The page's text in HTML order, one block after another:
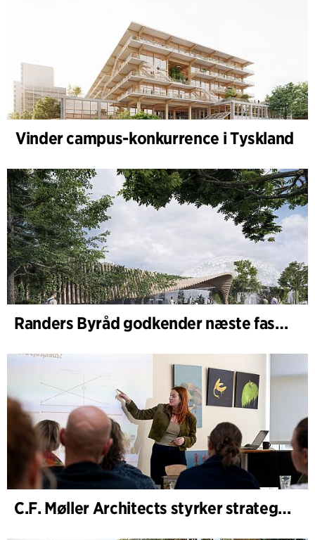
Vinder campus-konkurrence i Tyskland
Randers Byråd godkender næste fase af udvidelsen af Randers Regnskov
C.F. Møller Architects styrker strategisk rådgivning i de tidlige faser